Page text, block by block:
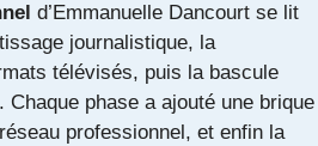
d’Emmanuelle Dancourt se lit
journalistique, la
télévisés, puis la bascule
Chaque phase a ajouté une brique
professionnel, et enfin la